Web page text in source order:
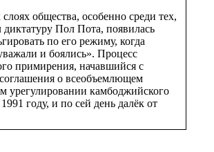
общества, особенно среди тех,
диктатуру Пол Пота, появилась
по его режиму, когда
и боялись». Процесс
примирения, начавшийся с
о всеобъемлющем
урегулировании камбоджийского
году, и по сей день далёк от